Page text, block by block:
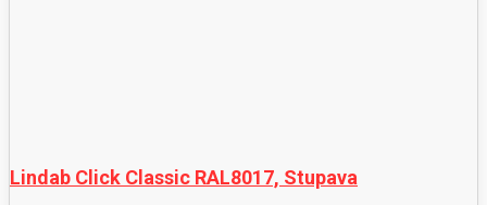
Lindab Click Classic RAL8017, Stupava